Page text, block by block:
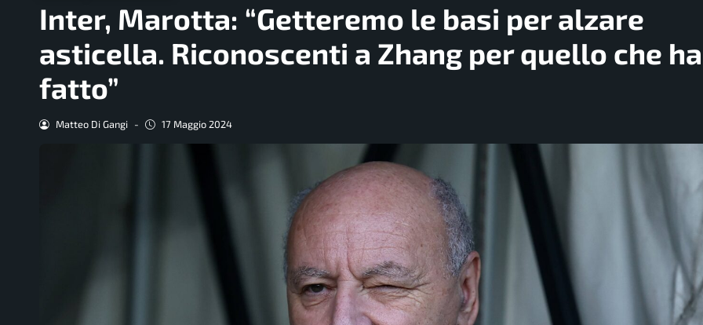
Inter, Marotta: “Getteremo le basi per alzare
asticella. Riconoscenti a Zhang per quello che ha
fatto”
Matteo Di Gangi - 17 Maggio 2024